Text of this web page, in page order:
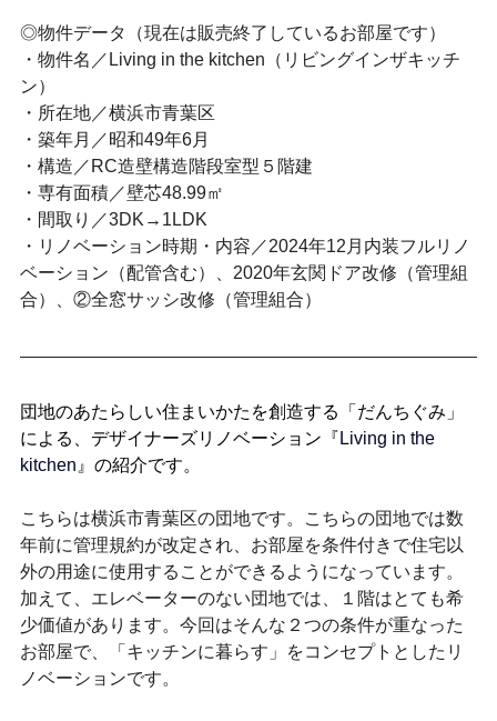
◎物件データ（現在は販売終了しているお部屋です）
・物件名／Living in the kitchen（リビングインザキッチ
ン）
・所在地／横浜市青葉区
・築年月／昭和49年6月
・構造／RC造壁構造階段室型５階建
・ 専有面積／壁芯48.99㎡
・間取り／3DK→1LDK
・ リノベーション時期・内容／2024年12月内装フルリノ
ベーション（配管含む）、 2020年玄関ドア改修（管理組
合）、②全窓サッシ改修（管理組合）
団地のあたらしい住まいかたを創造する「だんちぐみ」
による、デザイナーズリノベーション『 Living in the
kitchen 』の紹介です。
こちらは横浜市青葉区の団地です。こちらの団地では数
年前に管理規約が改定され、お部屋を条件付きで住宅以
外の用途に使用することができるようになっています。
加えて、エレベーターのない団地では、１階はとても希
少価値があります。今回はそんな２つの条件が重なった
お部屋で、「キッチンに暮らす」をコンセプトとしたリ
ノベーションです。